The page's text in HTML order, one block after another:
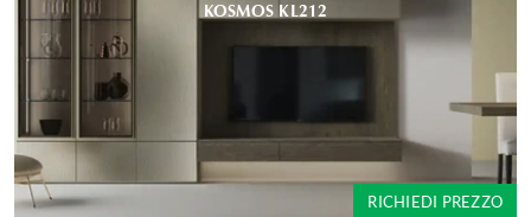
KOSMOS KL212
RICHIEDI PREZZO